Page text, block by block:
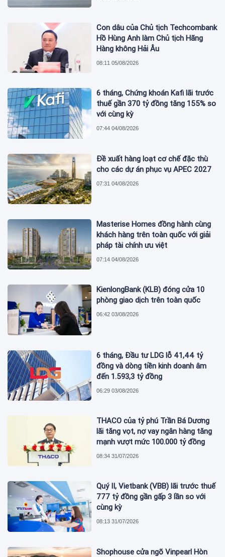
Con dâu của Chủ tịch Techcombank
Hồ Hùng Anh làm Chủ tịch Hãng
Hàng không Hải Âu
08:11 05/08/2026
6 tháng, Chứng khoán Kafi lãi trước
thuế gần 370 tỷ đồng tăng 155% so
với cùng kỳ
07:44 04/08/2026
Đề xuất hàng loạt cơ chế đặc thù
cho các dự án phục vụ APEC 2027
07:31 04/08/2026
Masterise Homes đồng hành cùng
khách hàng trên toàn quốc với giải
pháp tài chính ưu việt
07:14 04/08/2026
KienlongBank (KLB) đóng cửa 10
phòng giao dịch trên toàn quốc
06:42 03/08/2026
6 tháng, Đầu tư LDG lỗ 41,44 tỷ
đồng và dòng tiền kinh doanh âm
đến 1.593,3 tỷ đồng
06:29 03/08/2026
THACO của tỷ phú Trần Bá Dương
lãi tăng vọt, nợ vay ngân hàng tăng
mạnh vượt mức 100.000 tỷ đồng
08:34 31/07/2026
Quý II, Vietbank (VBB) lãi trước thuế
777 tỷ đồng gần gấp 3 lần so với
cùng kỳ
08:13 31/07/2026
Shophouse cửa ngõ Vinpearl Hòn